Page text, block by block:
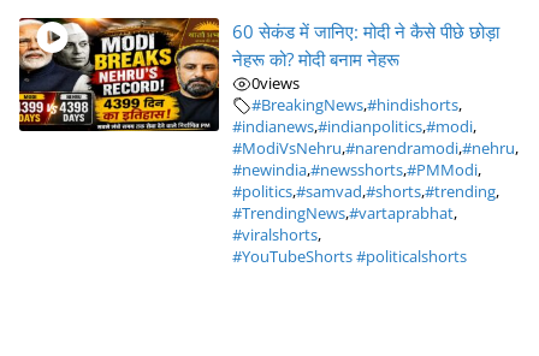
60 सेकंड में जानिए: मोदी ने कैसे पीछे छोड़ा
नेहरू को? मोदी बनाम नेहरू
0views
#BreakingNews,#hindishorts,
#indianews,#indianpolitics,#modi,
#ModiVsNehru,#narendramodi,#nehru,
#newindia,#newsshorts,#PMModi,
#politics,#samvad,#shorts,#trending,
#TrendingNews,#vartaprabhat,
#viralshorts,
#YouTubeShorts #politicalshorts